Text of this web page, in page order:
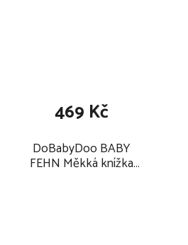
DoBabyDoo BABY
FEHN Měkká knížka
469 Kč